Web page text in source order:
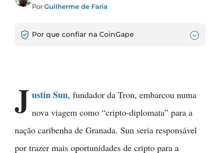
PorGuilherme de Faria
Por que confiar na CoinGape
J ustin Sun, fundador da Tron, embarcou numa
nova viagem como “cripto-diplomata” para a
nação caribenha de Granada. Sun seria responsável
por trazer mais oportunidades de cripto para a